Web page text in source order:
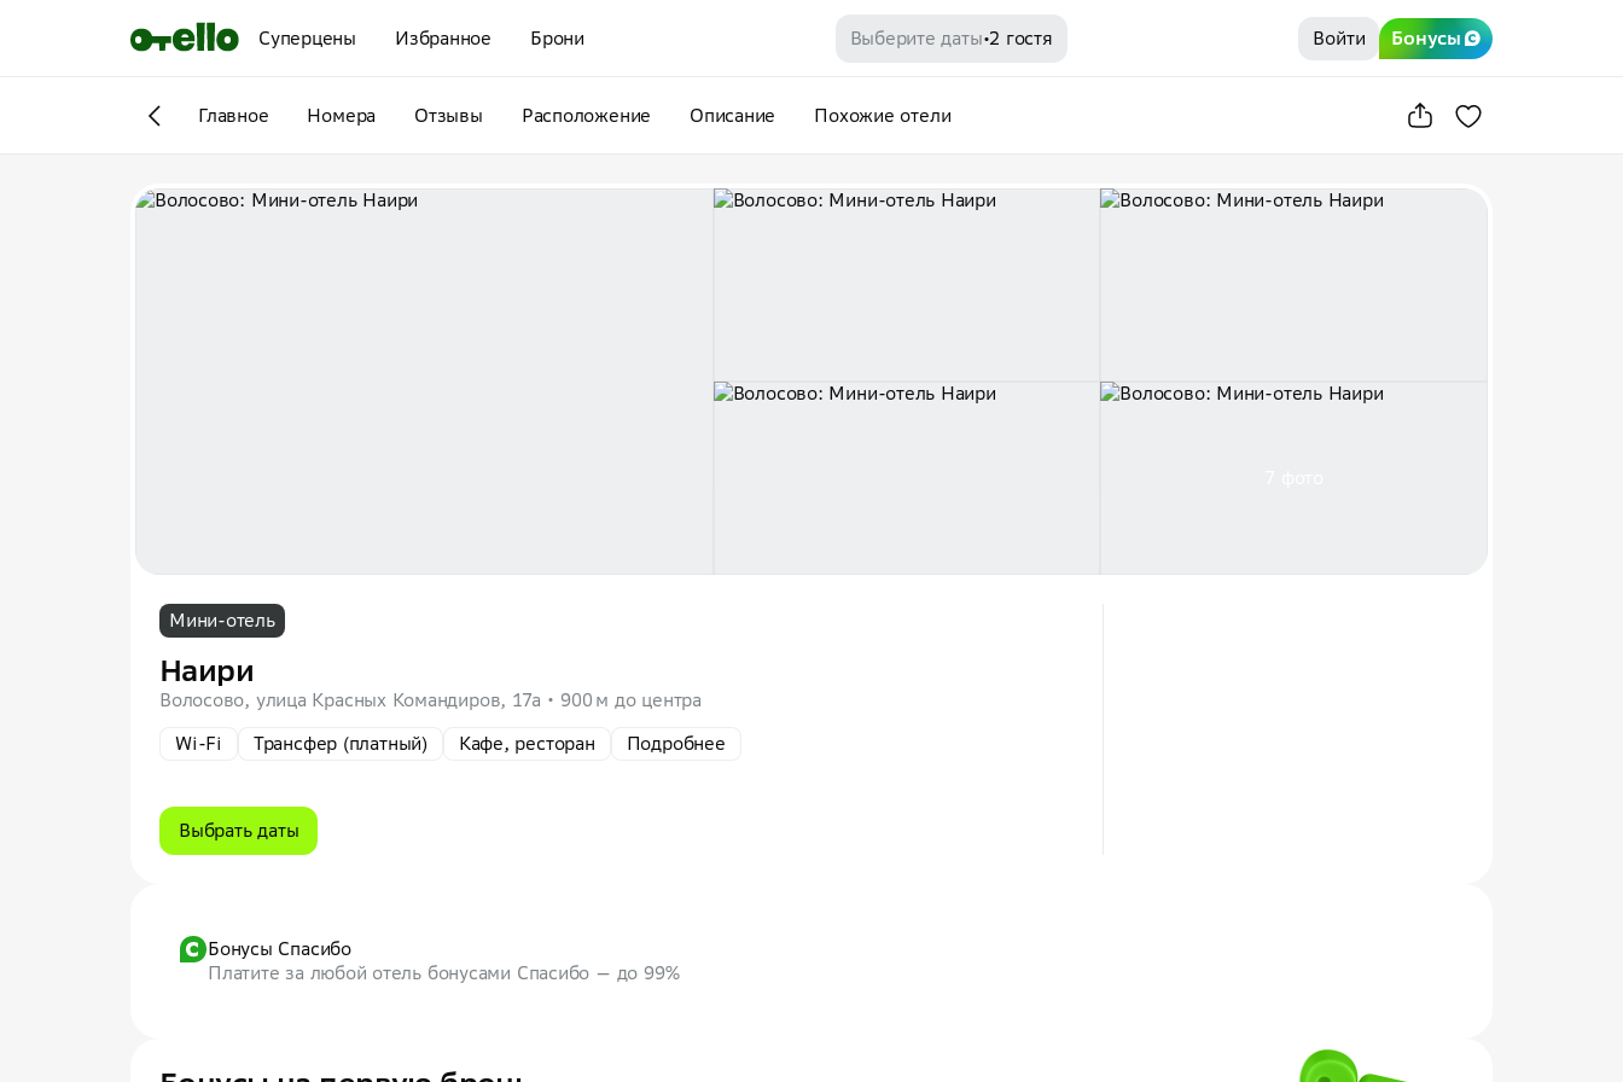
Суперцены Избранное Брони Выберите даты•2 гостя Войти Бонусы
Главное Номера Отзывы Расположение Описание Похожие отели
Мини-отель
Наири
Волосово, улица Красных Командиров, 17а
900 м до центра
Wi-Fi
Трансфер (платный) Кафе, ресторан Подробнее
Выбрать даты
Бонусы Спасибо
Платите за любой отель бонусами Спасибо — до 99%